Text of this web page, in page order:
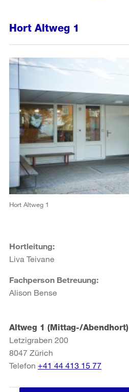
Hort Altweg 1
Hort Altweg 1
Hortleitung:
Liva Teivane
Fachperson Betreuung:
Alison Bense
Altweg 1 (Mittag-/Abendhort)
Letzigraben 200
8047 Zürich
Telefon +41 44 413 15 77